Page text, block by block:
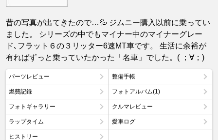
昔の写真が出てきたので…💦 ジムニー購入以前に乗ってい
ました。 シリーズの中でもマイナー中のマイナーグレー
ド､フラット６の３リッター6速MT車です。 生活に余裕が
有ればずっと乗っていたかった「名車」でした。( ；∀；)
パーツレビュー 整備手帳
燃費記録 フォトアルバム(1)
フォトギャラリー クルマレビュー
ラップタイム 愛車ログ
ヒストリー